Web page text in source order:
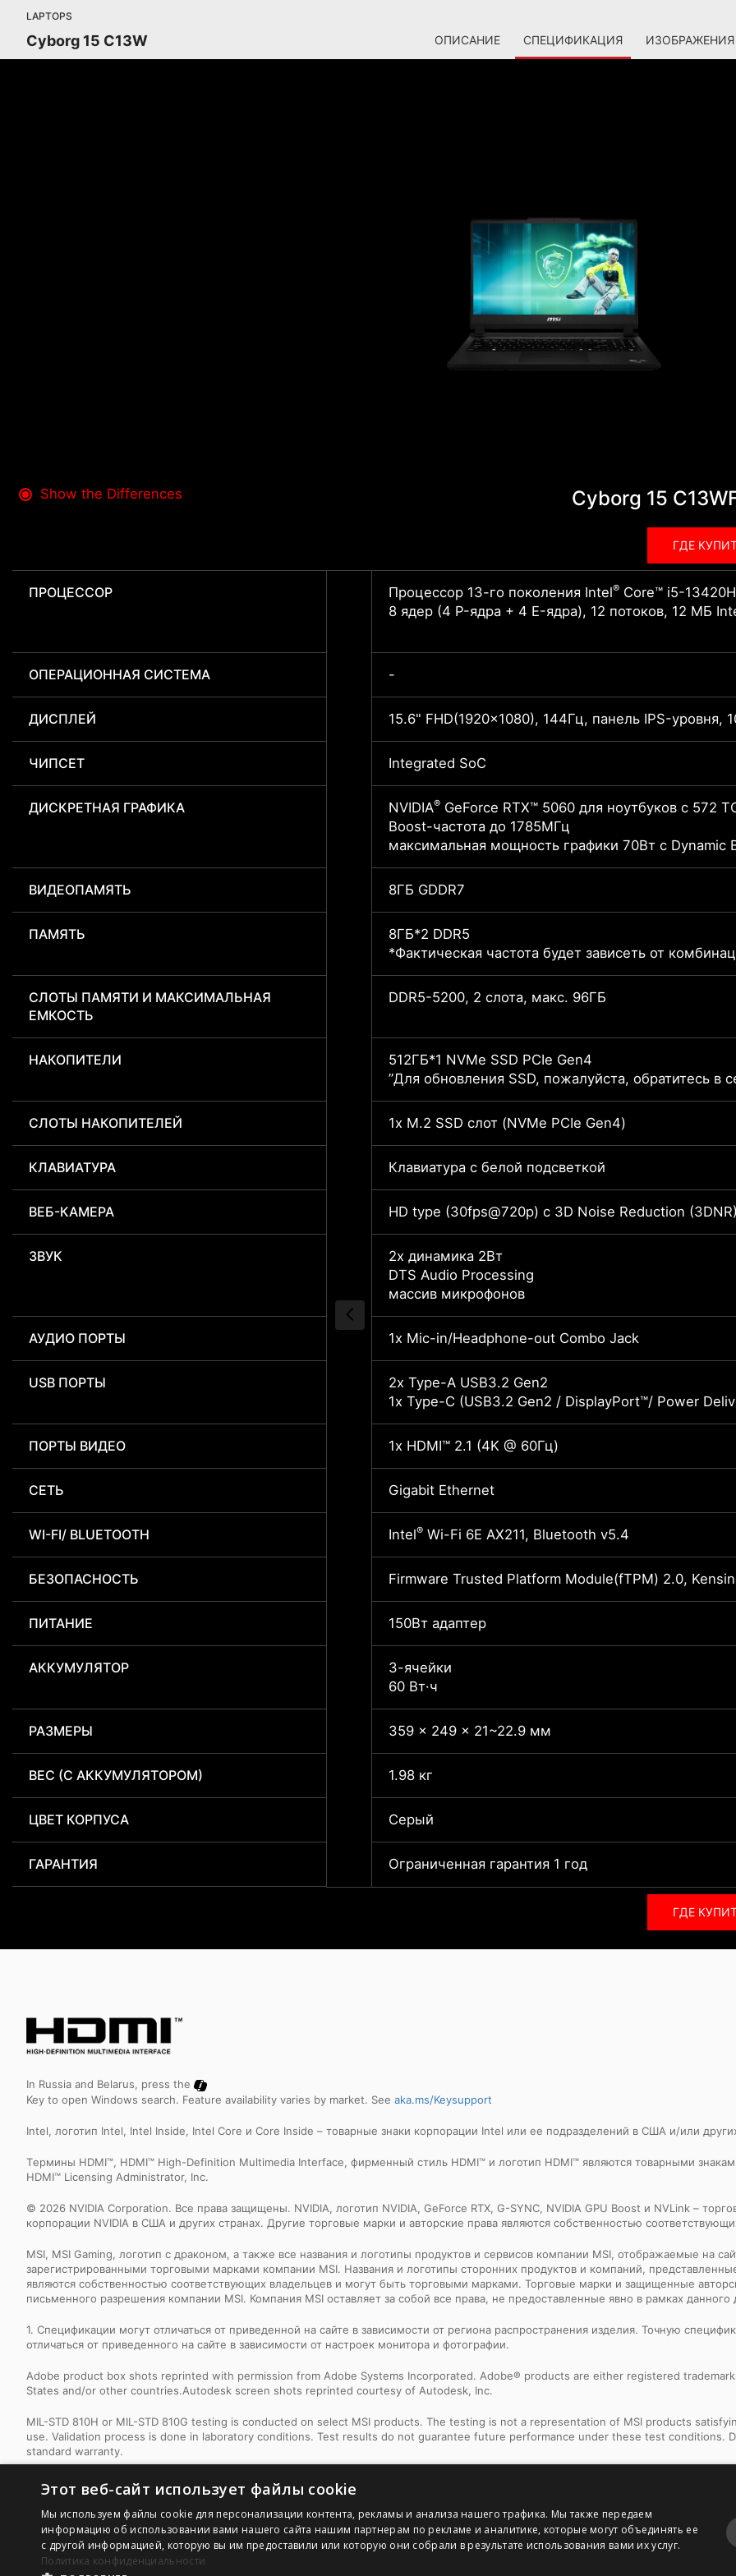
LAPTOPS
Cyborg 15 C13W ОПИСАНИЕ СПЕЦИФИКАЦИЯ ИЗОБРАЖЕНИЯ
Show the Differences Cyborg 15
ГДЕ
ПРОЦЕССОР Процессор 13-го поколения Intel® Core™ i5-13420H
8 ядер (4 P-ядра + 4 E-ядра), 12 потоков, 12 МБ
ОПЕРАЦИОННАЯ СИСТЕМА -
ДИСПЛЕЙ 15.6" FHD(1920x1080), 144Гц, панель IPS-уровня,
ЧИПСЕТ Integrated SoC
ДИСКРЕТНАЯ ГРАФИКА NVIDIA® GeForce RTX™ 5060 для ноутбуков с 572
Boost-частота до 1785МГц
максимальная мощность графики 70Вт с Dynamic
ВИДЕОПАМЯТЬ 8ГБ GDDR7
ПАМЯТЬ
8ГБ*2 DDR5
*Фактическая частота будет зависеть от
СЛОТЫ ПАМЯТИ И МАКСИМАЛЬНАЯ
ЕМКОСТЬ
DDR5-5200, 2 слота, макс. 96ГБ
НАКОПИТЕЛИ
512ГБ*1 NVMe SSD PCIe Gen4
”Для обновления SSD, пожалуйста, обратитесь в
СЛОТЫ НАКОПИТЕЛЕЙ 1x M.2 SSD слот (NVMe PCIe Gen4)
КЛАВИАТУРА Клавиатура с белой подсветкой
ВЕБ-КАМЕРА HD type (30fps@720p) с 3D Noise Reduction (3DNR)
ЗВУК
2x динамика 2Вт
DTS Audio Processing
массив микрофонов
АУДИО ПОРТЫ 1x Mic-in/Headphone-out Combo Jack
USB ПОРТЫ
2x Type-A USB3.2 Gen2
1x Type-C (USB3.2 Gen2 / DisplayPort™/ Power
ПОРТЫ ВИДЕО 1x HDMI™ 2.1 (4K @ 60Гц)
СЕТЬ Gigabit Ethernet
WI-FI/ BLUETOOTH Intel® Wi-Fi 6E AX211, Bluetooth v5.4
БЕЗОПАСНОСТЬ Firmware Trusted Platform Module(fTPM) 2.0,
ПИТАНИЕ 150Вт адаптер
АККУМУЛЯТОР
3-ячейки
60 Вт·ч
РАЗМЕРЫ 359 x 249 x 21~22.9 мм
ВЕС (С АККУМУЛЯТОРОМ) 1.98 кг
ЦВЕТ КОРПУСА Серый
ГАРАНТИЯ Ограниченная гарантия 1 год
ГДЕ
In Russia and Belarus, press the
Key to open Windows search. Feature availability varies by market. See aka.ms/Keysupport
Intel, логотип Intel, Intel Inside, Intel Core и Core Inside – товарные знаки корпорации Intel или ее подразделений в США и/или
Tермины HDMI™, HDMI™ High-Definition Multimedia Interface, фирменный стиль HDMI™ и логотип HDMI™ являются товарными
HDMI™ Licensing Administrator, Inc.
© 2026 NVIDIA Corporation. Все права защищены. NVIDIA, логотип NVIDIA, GeForce RTX, G-SYNC, NVIDIA GPU Boost и NVLink –
корпорации NVIDIA в США и других странах. Другие торговые марки и авторские права являются собственностью
MSI, MSI Gaming, логотип с драконом, а также все названия и логотипы продуктов и сервисов компании MSI, отображаемые на
зарегистрированными торговыми марками компании MSI. Названия и логотипы сторонних продуктов и компаний,
являются собственностью соответствующих владельцев и могут быть торговыми марками. Торговые марки и защищенные
письменного разрешения компании MSI. Компания MSI оставляет за собой все права, не предоставленные явно в рамках данного
1. Спецификации могут отличаться от приведенной на сайте в зависимости от региона распространения изделия. Точную
отличаться от приведенного на сайте в зависимости от настроек монитора и фотографии.
Adobe product box shots reprinted with permission from Adobe Systems Incorporated. Adobe® products are either registered
States and/or other countries.Autodesk screen shots reprinted courtesy of Autodesk, Inc.
MIL-STD 810H or MIL-STD 810G testing is conducted on select MSI products. The testing is not a representation of MSI products
use. Validation process is done in laboratory conditions. Test results do not guarantee future performance under these test conditions.
standard warranty.
Third-Party Feature & Compatibility Notice: Certain product features rely on third-party technologies and hardware-specific
due to third-party software requirements, updates, or deprecation. Please refer to the respective third party technology providers for
For detailed legal information regarding Microsoft® products, please visit this page:Microsoft Information.
Этот веб-сайт использует файлы cookie
Мы используем файлы cookie для персонализации контента, рекламы и анализа нашего трафика. Мы также передаем
информацию об использовании вами нашего сайта нашим партнерам по рекламе и аналитике, которые могут объединять ее
с другой информацией, которую вы им предоставили или которую они собрали в результате использования вами их услуг.
Политика конфиденциальности